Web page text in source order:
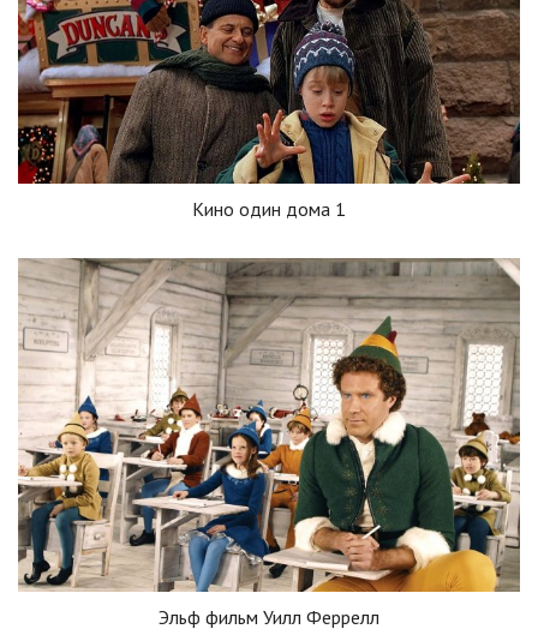
Кино один дома 1
Эльф фильм Уилл Феррелл